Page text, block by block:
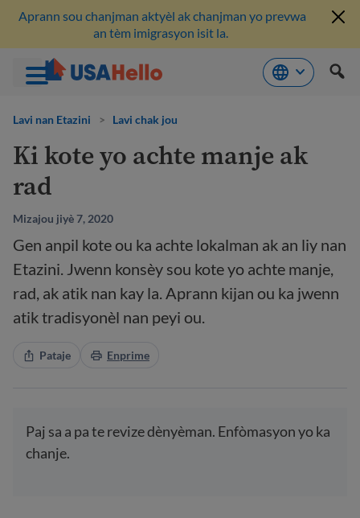
nan
Aprann sou chanjman aktyèl ak chanjman yo prevwa
an tèm imigrasyon isit la.
Lavi nan Etazini > Lavi chak jou
Ki kote yo achte manje ak
rad
Mizajou jiyè 7, 2020
Gen anpil kote ou ka achte lokalman ak an liy nan
Etazini. Jwenn konsèy sou kote yo achte manje,
rad, ak atik nan kay la. Aprann kijan ou ka jwenn
atik tradisyonèl nan peyi ou.
Pataje Enprime
Paj sa a pa te revize dènyèman. Enfòmasyon yo ka
chanje.